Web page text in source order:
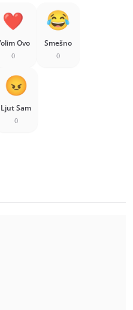
Ovo
0
Smešno
0
Ljut Sam
0